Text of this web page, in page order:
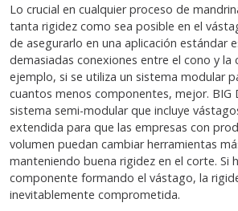
Lo crucial en cualquier proceso de
tanta rigidez como sea posible en el
de asegurarlo en una aplicación estándar
demasiadas conexiones entre el cono y la
ejemplo, si se utiliza un sistema modular
cuantos menos componentes, mejor. BIG
sistema semi-modular que incluye
extendida para que las empresas con
volumen puedan cambiar herramientas
manteniendo buena rigidez en el corte. Si
componente formando el vástago, la
inevitablemente comprometida.